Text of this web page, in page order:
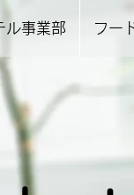
ル事業部 フー